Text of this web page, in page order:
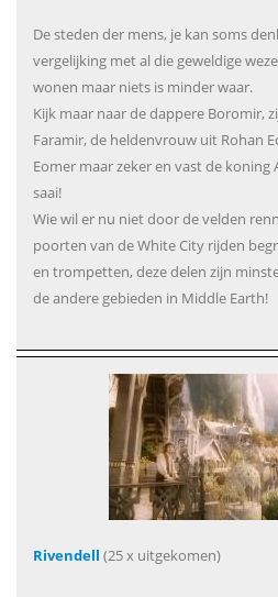
De steden der mens, je kan soms
vergelijking met al die geweldige
wonen maar niets is minder waar.
Kijk maar naar de dappere Boromir,
Faramir, de heldenvrouw uit Rohan
Eomer maar zeker en vast de koning
saai!
Wie wil er nu niet door de velden
poorten van de White City rijden
en trompetten, deze delen zijn
de andere gebieden in Middle Earth!
Rivendell (25 x uitgekomen)